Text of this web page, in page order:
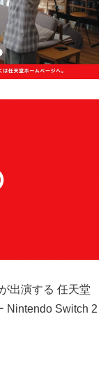
出演する 任天堂
Nintendo Switch 2